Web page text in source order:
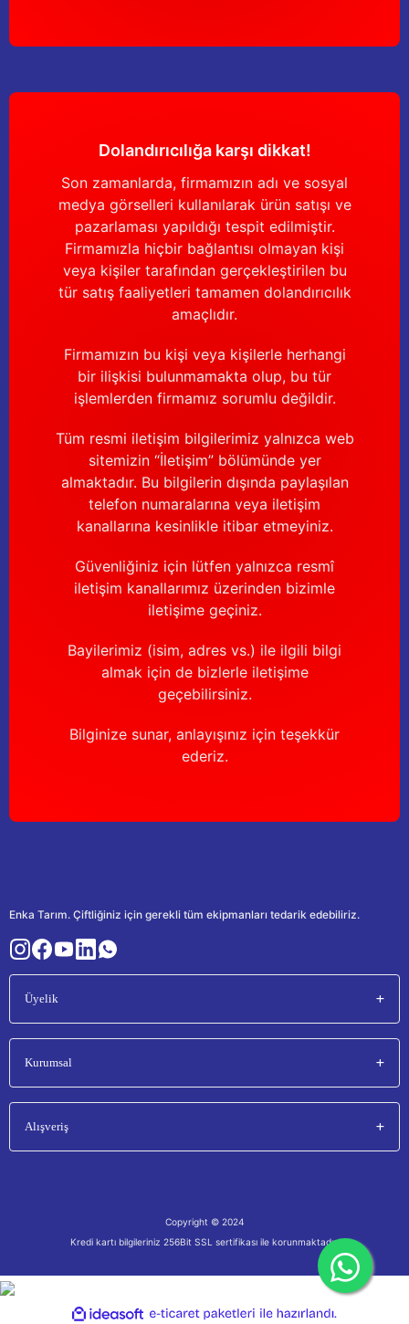
Dolandırıcılığa karşı dikkat!
Son zamanlarda, firmamızın adı ve sosyal
medya görselleri kullanılarak ürün satışı ve
pazarlaması yapıldığı tespit edilmiştir.
Firmamızla hiçbir bağlantısı olmayan kişi
veya kişiler tarafından gerçekleştirilen bu
tür satış faaliyetleri tamamen dolandırıcılık
amaçlıdır.
Firmamızın bu kişi veya kişilerle herhangi
bir ilişkisi bulunmamakta olup, bu tür
işlemlerden firmamız sorumlu değildir.
Tüm resmi iletişim bilgilerimiz yalnızca web
sitemizin “İletişim” bölümünde yer
almaktadır. Bu bilgilerin dışında paylaşılan
telefon numaralarına veya iletişim
kanallarına kesinlikle itibar etmeyiniz.
Güvenliğiniz için lütfen yalnızca resmî
iletişim kanallarımız üzerinden bizimle
iletişime geçiniz.
Bayilerimiz (isim, adres vs.) ile ilgili bilgi
almak için de bizlerle iletişime
geçebilirsiniz.
Bilginize sunar, anlayışınız için teşekkür
ederiz.
Enka Tarım. Çiftliğiniz için gerekli tüm ekipmanları tedarik edebiliriz.
Üyelik
Kurumsal
Alışveriş
Copyright © 2024
Kredi kartı bilgileriniz 256Bit SSL sertifikası ile korunmaktadır.
ideasoft e-